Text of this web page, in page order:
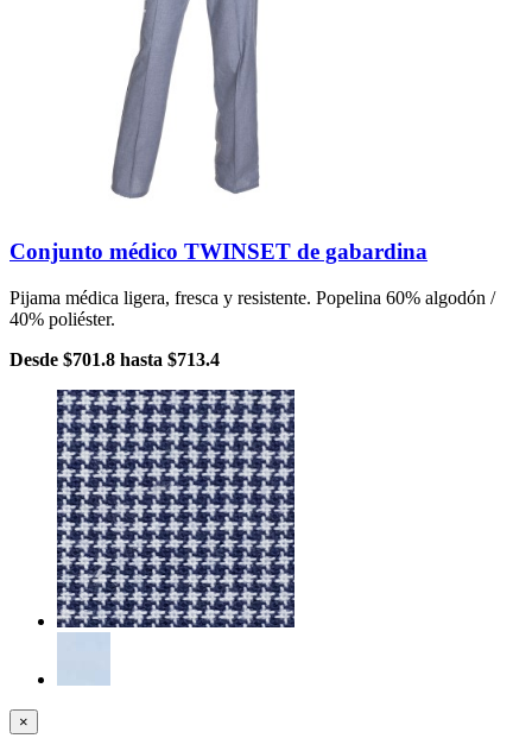
Conjunto médico TWINSET de gabardina
Pijama médica ligera, fresca y resistente. Popelina 60% algodón /
40% poliéster.
Desde $701.8 hasta $713.4
×